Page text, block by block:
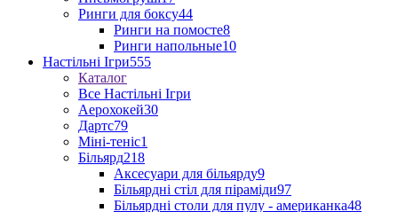
Ринги для боксу44
Ринги на помосте8
Ринги напольные10
Настільні Ігри555
Каталог
Все Настільні Ігри
Аерохокей30
Дартс79
Міні-теніс1
Більярд218
Аксесуари для більярду9
Більярдні стіл для піраміди97
Більярдні столи для пулу - американка48